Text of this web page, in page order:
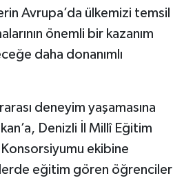
Avrupa’da ülkemizi temsil
önemli bir kazanım
daha donanımlı
deneyim yaşamasına
Denizli İl Millî Eğitim
ekibine
eğitim gören öğrenciler